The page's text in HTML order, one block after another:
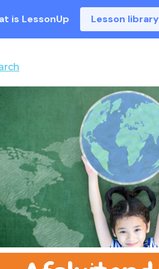
is LessonUp Lesson library